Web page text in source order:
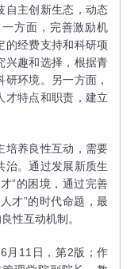
自主创新生态，动态
方面，完善激励机
的经费支持和科研项
兴趣和选择，根据青
环境。另一方面，
才特点和职责，建立
养良性互动，需要
治。通过发展新质生
”的困境，通过完善
才”的时代命题，最
性互动机制。
11日，第2版；作